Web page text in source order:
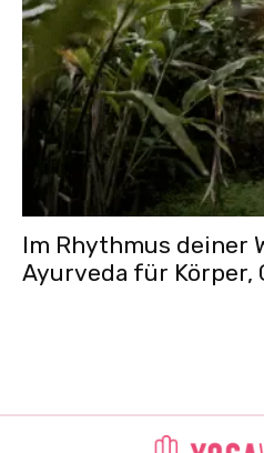
Im Rhythmus deiner
Ayurveda für Körper,